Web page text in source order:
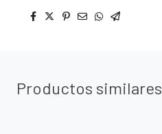
Productos similares